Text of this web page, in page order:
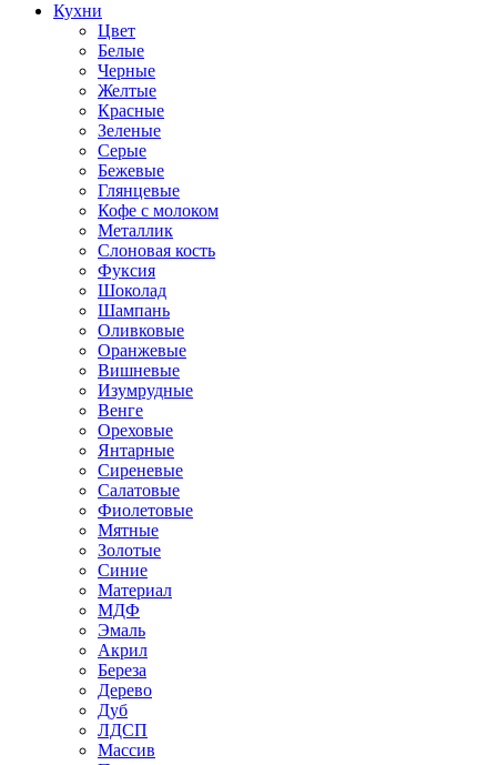
Кухни
Цвет
Белые
Черные
Желтые
Красные
Зеленые
Серые
Бежевые
Глянцевые
Кофе с молоком
Металлик
Слоновая кость
Фуксия
Шоколад
Шампань
Оливковые
Оранжевые
Вишневые
Изумрудные
Венге
Ореховые
Янтарные
Сиреневые
Салатовые
Фиолетовые
Мятные
Золотые
Синие
Материал
МДФ
Эмаль
Акрил
Береза
Дерево
Дуб
ЛДСП
Массив